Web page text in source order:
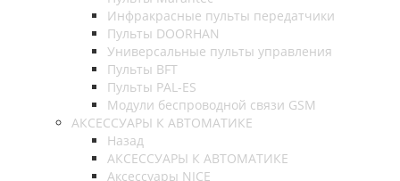
Инфракрасные пульты передатчики
Пульты DOORHAN
Универсальные пульты управления
Пульты BFT
Пульты PAL-ES
Модули беспроводной связи GSM
АКСЕССУАРЫ К АВТОМАТИКЕ
Назад
АКСЕССУАРЫ К АВТОМАТИКЕ
Аксессуары NICE